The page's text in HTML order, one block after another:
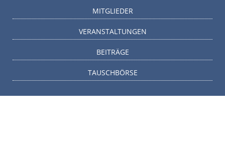
MITGLIEDER
VERANSTALTUNGEN
BEITRÄGE
TAUSCHBÖRSE